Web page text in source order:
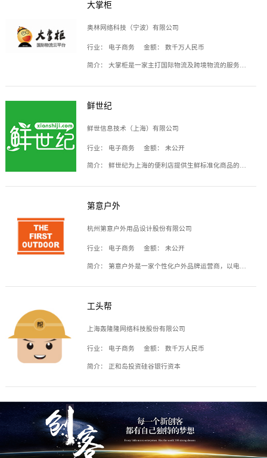
大掌柜
奥林网络科技（宁波）有限公司
行业： 电子商务 金额： 数千万人民币
简介： 大掌柜是一家主打国际物流及跨境物流的服务云平台，致力于帮助全球国际物流企业在互联网上建立自己的平台，核心产品包括运价通、生意通、业务通、订舱通、招财通等，奥林网络科技（宁波）有限公司旗下产品。
鲜世纪
鲜世信息技术（上海）有限公司
行业： 电子商务 金额： 未公开
简介： 鲜世纪为上海的便利店提供生鲜标准化商品的供应链服务，帮商家解决生鲜采购、运营问题，帮助商家销售。平台提供的商品覆盖果蔬肉类、常温与低温奶制品、冷冻食品、零食饮料、粮油副食、居家洗护等多个品类，上架SKU3000余个。公司建立了近万平方米的仓储场地和物流配送体系，为合作商家提供快速配送服务。
第意户外
杭州第意户外用品设计股份有限公司
行业： 电子商务 金额： 未公开
简介： 第意户外是一家个性化户外品牌运营商，以电子商务为主要载体，主要从事户外产品的设计、生产、销售业务，产品包含冲锋衣、户外鞋、户外背包等。
工头帮
上海轰隆隆网络科技股份有限公司
行业： 电子商务 金额： 数千万人民币
简介： 正和岛投资硅谷银行资本